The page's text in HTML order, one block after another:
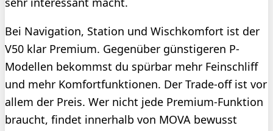
Bei Navigation, Station und Wischkomfort ist der
V50 klar Premium. Gegenüber günstigeren P-
Modellen bekommst du spürbar mehr Feinschliff
und mehr Komfortfunktionen. Der Trade-off ist vor
allem der Preis. Wer nicht jede Premium-Funktion
braucht, findet innerhalb von MOVA bewusst